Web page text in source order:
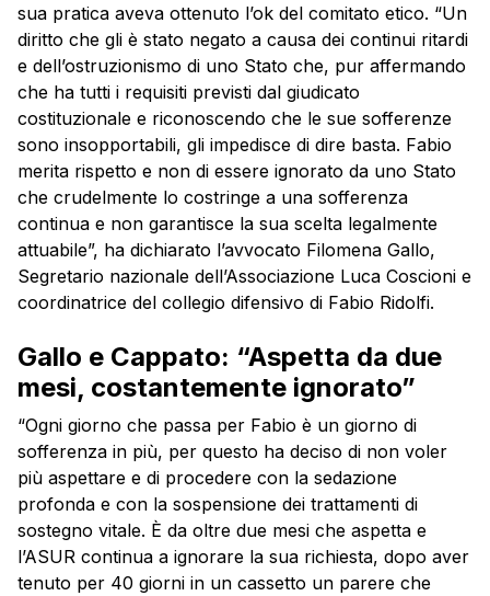
sua pratica aveva ottenuto l’ok del comitato etico. “Un
diritto che gli è stato negato a causa dei continui ritardi
e dell’ostruzionismo di uno Stato che, pur affermando
che ha tutti i requisiti previsti dal giudicato
costituzionale e riconoscendo che le sue sofferenze
sono insopportabili, gli impedisce di dire basta. Fabio
merita rispetto e non di essere ignorato da uno Stato
che crudelmente lo costringe a una sofferenza
continua e non garantisce la sua scelta legalmente
attuabile”, ha dichiarato l’avvocato Filomena Gallo,
Segretario nazionale dell’Associazione Luca Coscioni e
coordinatrice del collegio difensivo di Fabio Ridolfi.
Gallo e Cappato: “Aspetta da due
mesi, costantemente ignorato”
“Ogni giorno che passa per Fabio è un giorno di
sofferenza in più, per questo ha deciso di non voler
più aspettare e di procedere con la sedazione
profonda e con la sospensione dei trattamenti di
sostegno vitale. È da oltre due mesi che aspetta e
l’ASUR continua a ignorare la sua richiesta, dopo aver
tenuto per 40 giorni in un cassetto un parere che